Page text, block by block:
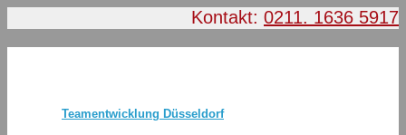
Kontakt: 0211. 1636 5917
Teamentwicklung Düsseldorf